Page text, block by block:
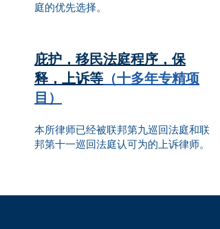
庭的优先选择。
庇护，移民法庭程序，保
释，上诉等 （十多年专精项
目）
本所律师已经被联邦第九巡回法庭和联
邦第十一巡回法庭认可为的上诉律师。